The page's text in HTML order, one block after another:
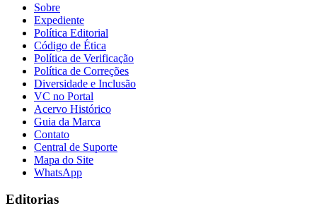
Sobre
Expediente
Política Editorial
Código de Ética
Política de Verificação
Política de Correções
Diversidade e Inclusão
VC no Portal
Acervo Histórico
Guia da Marca
Contato
Central de Suporte
Mapa do Site
WhatsApp
Editorias